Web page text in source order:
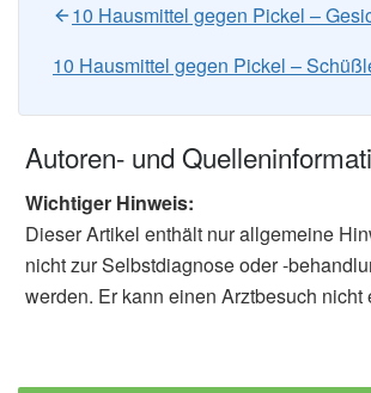
10 Hausmittel gegen Pickel –
10 Hausmittel gegen Pickel –
Autoren- und
Wichtiger Hinweis:
Dieser Artikel enthält nur allgemeine
nicht zur Selbstdiagnose oder -
werden. Er kann einen Arztbesuch nicht